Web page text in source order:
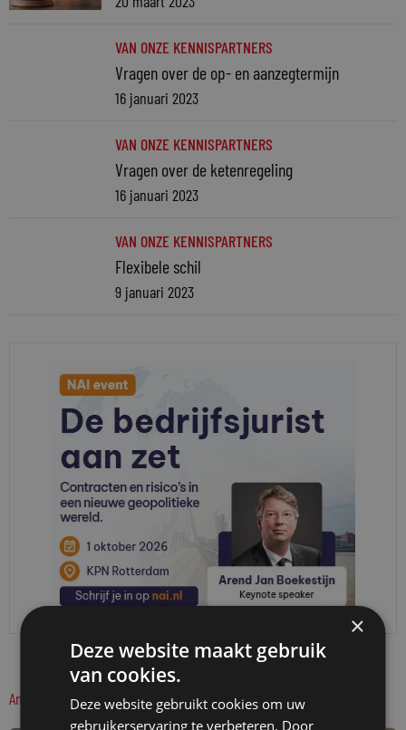
VAN ONZE KENNISPARTNERS
Vragen over de op- en aanzegtermijn
16 januari 2023
VAN ONZE KENNISPARTNERS
Vragen over de ketenregeling
16 januari 2023
VAN ONZE KENNISPARTNERS
Flexibele schil
9 januari 2023
Andere interessante artikelen uit dit thema:
×
Deze website maakt gebruik
van cookies.
Deze website gebruikt cookies om uw
gebruikerservaring te verbeteren. Door